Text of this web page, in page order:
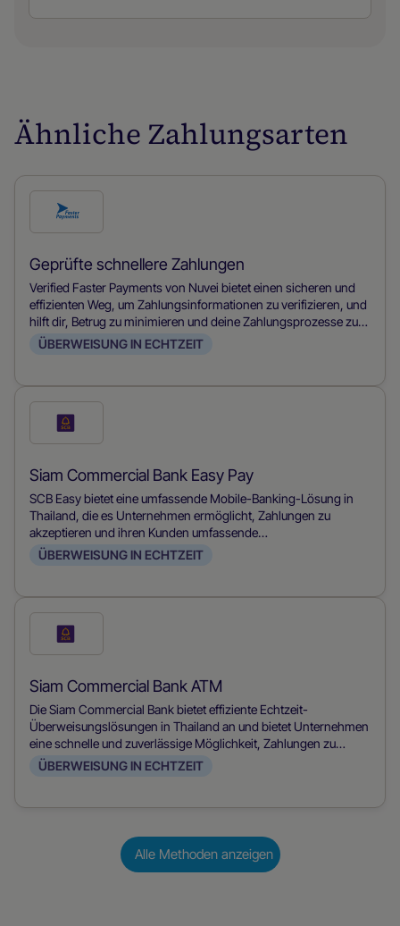
Ähnliche Zahlungsarten
Prüfe
diese
Zahlungsmethode
Geprüfte schnellere Zahlungen
Verified Faster Payments von Nuvei bietet einen sicheren und
effizienten Weg, um Zahlungsinformationen zu verifizieren, und
hilft dir, Betrug zu minimieren und deine Zahlungsprozesse zu
optimieren.
ÜBERWEISUNG IN ECHTZEIT
Prüfe
diese
Zahlungsmethode
Siam Commercial Bank Easy Pay
SCB Easy bietet eine umfassende Mobile-Banking-Lösung in
Thailand, die es Unternehmen ermöglicht, Zahlungen zu
akzeptieren und ihren Kunden umfassende
Kontoverwaltungsfunktionen zu bieten. Die von der Siam
Konten bequem von ihren mobilen Geräten aus zu verwalten.
ÜBERWEISUNG IN ECHTZEIT
Prüfe
diese
Zahlungsmethode
Siam Commercial Bank ATM
Die Siam Commercial Bank bietet effiziente Echtzeit-
Überweisungslösungen in Thailand an und bietet Unternehmen
eine schnelle und zuverlässige Möglichkeit, Zahlungen zu
akzeptieren. Sie nutzt fortschrittliche Bankentechnologie, um
verbessern.
ÜBERWEISUNG IN ECHTZEIT
Alle Methoden anzeigen